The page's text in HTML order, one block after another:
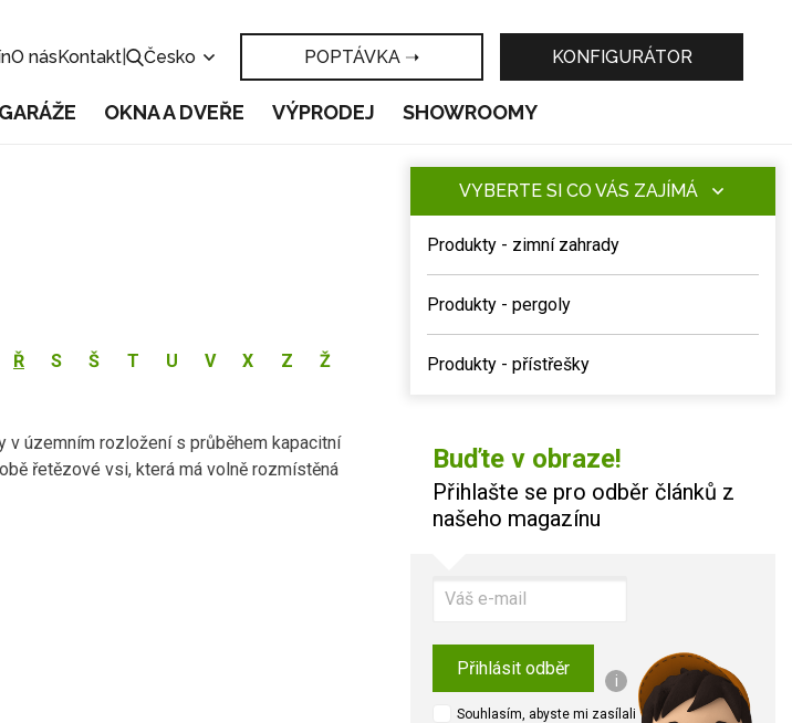
O násKontakt Česko POPTÁVKA ➝ KONFIGURÁTOR
GARÁŽE OKNA A DVEŘE VÝPRODEJ SHOWROOMY
VYBERTE SI CO VÁS ZAJÍMÁ
Produkty - zimní zahrady
Produkty - pergoly
Produkty - přístřešky
Buďte v obraze!
Přihlašte se pro odběr článků z
našeho magazínu
Přihlásit odběr
i
Souhlasím, abyste mi zasílali
Ř S Š T U V X Z Ž
v územním rozložení s průběhem kapacitní
řetězové vsi, která má volně rozmístěná